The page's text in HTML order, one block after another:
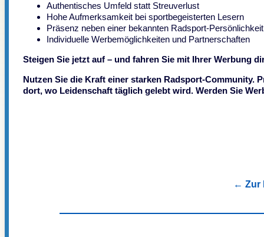
Authentisches Umfeld statt Streuverlust
Hohe Aufmerksamkeit bei sportbegeisterten Lesern
Präsenz neben einer bekannten Radsport-Persönlichkeit
Individuelle Werbemöglichkeiten und Partnerschaften
Steigen Sie jetzt auf – und fahren Sie mit Ihrer Werbung
Nutzen Sie die Kraft einer starken Radsport-Community.
dort, wo Leidenschaft täglich gelebt wird. Werden Sie
← Zur